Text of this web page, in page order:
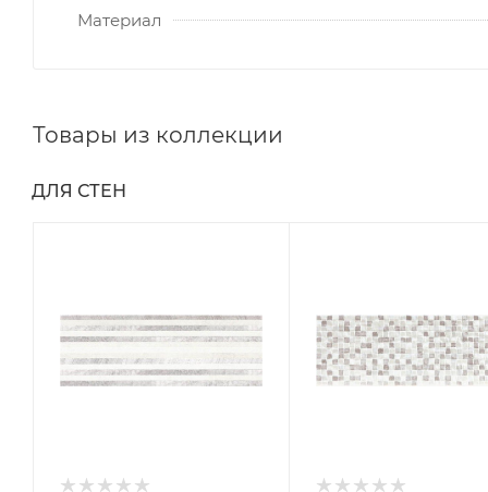
Материал
Товары из коллекции
ДЛЯ СТЕН